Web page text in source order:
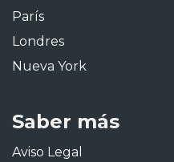
París
Londres
Nueva York
Saber más
Aviso Legal